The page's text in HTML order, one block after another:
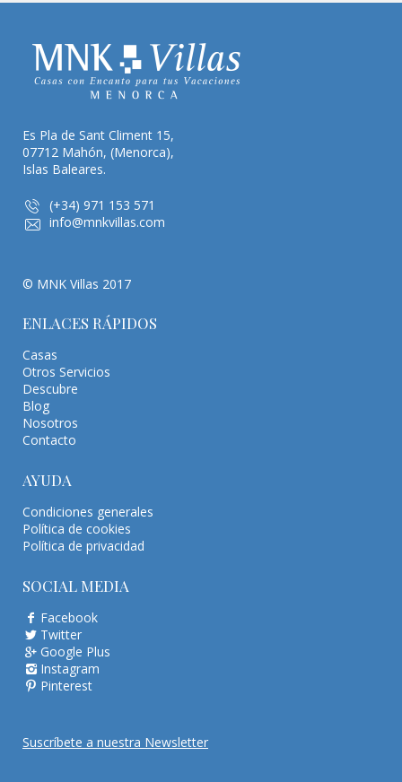
Es Pla de Sant Climent 15,
07712 Mahón, (Menorca),
Islas Baleares.
(+34) 971 153 571
info@mnkvillas.com
© MNK Villas 2017
ENLACES RÁPIDOS
Casas
Otros Servicios
Descubre
Blog
Nosotros
Contacto
AYUDA
Condiciones generales
Política de cookies
Política de privacidad
SOCIAL MEDIA
Facebook
Twitter
Google Plus
Instagram
Pinterest
Suscríbete a nuestra Newsletter